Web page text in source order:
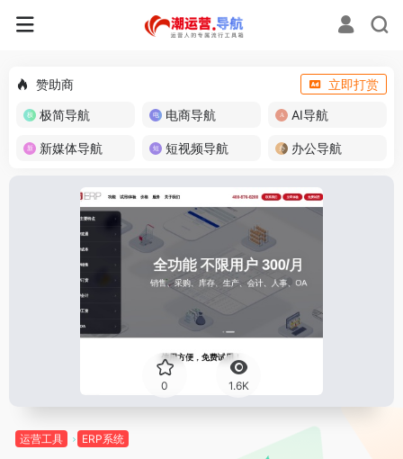
赞助商
立即打赏
极简导航
电商导航 AI导航
新媒体导航 短视频导航 办公导航
0 1.6K
运营工具 ERP系统